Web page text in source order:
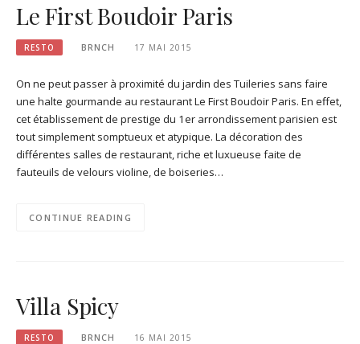
Le First Boudoir Paris
RESTO BRNCH 17 MAI 2015
On ne peut passer à proximité du jardin des Tuileries sans faire
une halte gourmande au restaurant Le First Boudoir Paris. En effet,
cet établissement de prestige du 1er arrondissement parisien est
tout simplement somptueux et atypique. La décoration des
différentes salles de restaurant, riche et luxueuse faite de
fauteuils de velours violine, de boiseries…
CONTINUE READING
Villa Spicy
RESTO BRNCH 16 MAI 2015